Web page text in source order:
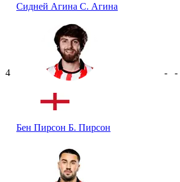
Сидней Агина С. Агина
4
Бен Пирсон Б. Пирсон
- -